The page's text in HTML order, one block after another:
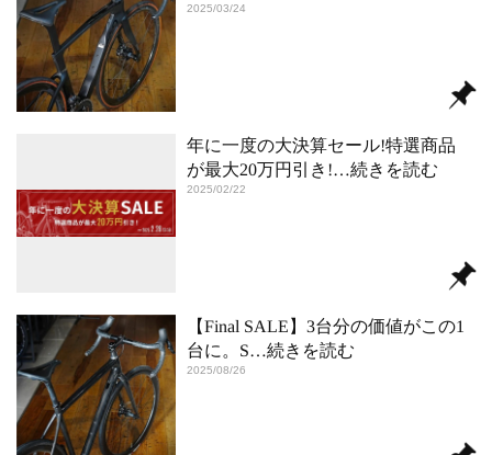
2025/03/24
年に一度の大決算セール!特選商品
が最大20万円引き!…続きを読む
2025/02/22
【Final SALE】3台分の価値がこの1
台に。S…続きを読む
2025/08/26